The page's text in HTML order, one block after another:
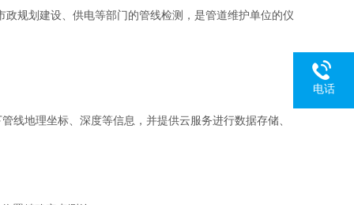
规划建设、供电等部门的管线检测，是管道维护单位的仪
线地理坐标、深度等信息，并提供云服务进行数据存储、
电话